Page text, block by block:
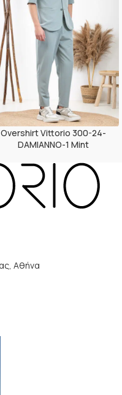
Overshirt Vittorio 300-24-
DAMIANNO-1 Mint
Αθήνα